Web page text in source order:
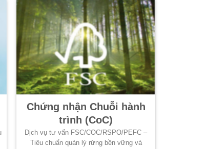
Chứng nhận Chuỗi hành
trình (CoC)
Dịch vụ tư vấn FSC/COC/RSPO/PEFC –
Tiêu chuẩn quản lý rừng bền vững và